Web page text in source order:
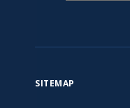
SITEMAP